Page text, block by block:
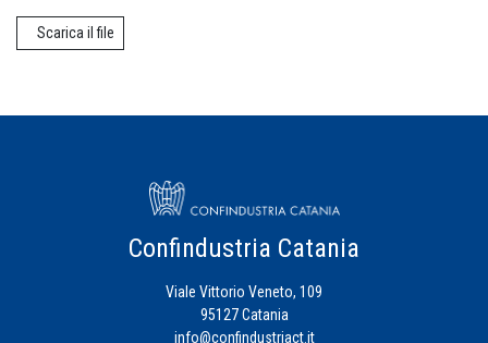
Scarica il file
Confindustria Catania
Viale Vittorio Veneto, 109
95127 Catania
info@confindustriact.it